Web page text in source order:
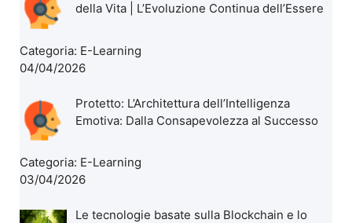
della Vita | L’Evoluzione Continua dell’Essere
Categoria: E-Learning
04/04/2026
Protetto: L’Architettura dell’Intelligenza
Emotiva: Dalla Consapevolezza al Successo
Categoria: E-Learning
03/04/2026
Le tecnologie basate sulla Blockchain e lo